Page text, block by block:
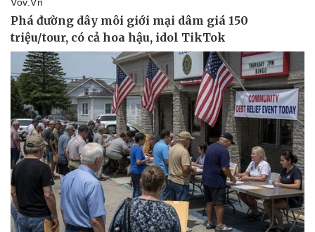
Doanh nghiệp
Thông tin doanh nghiệp
Doanh nghiệp 24h
Doanh nhân
Vì cộng đồng
Công nghệ
Sành điệu
Tin Công nghệ
Trải nghiệm
Chuyển đổi số